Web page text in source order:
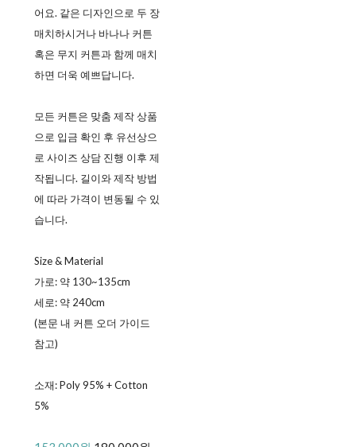
어요. 같은 디자인으로 두 장
매치하시거나 바나나 커튼
혹은 무지 커튼과 함께 매치
하면 더욱 예쁘답니다.
모든 커튼은 맞춤 제작 상품
으로 입금 확인 후 유선상으
로 사이즈 상담 진행 이후 제
작됩니다. 길이와 제작 방법
에 따라 가격이 변동될 수 있
습니다.
Size & Material
가로: 약 130~135cm
세로: 약 240cm
(본문 내 커튼 오더 가이드
참고)
소재: Poly 95% + Cotton
5%